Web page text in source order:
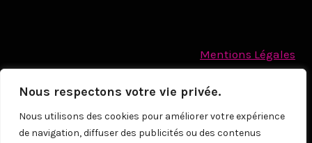
Nous respectons votre vie privée.
Nous utilisons des cookies pour améliorer votre expérience
de navigation, diffuser des publicités ou des contenus
Mentions Légales
Politique des cookies
Protection des Données à caractère personnel